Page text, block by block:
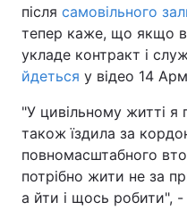
Спорт
Техно і зв'язок
Зброя
Здоров'я
Цікавинки
після самовільного
тепер каже, що якщо
укладе контракт і
йдеться у відео 14
"У цивільному житті я
також їздила за
повномасштабного
потрібно жити не за
а йти і щось робити", -